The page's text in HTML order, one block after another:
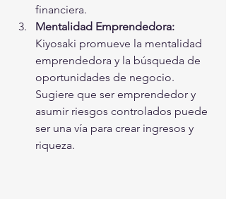
financiera.
Mentalidad Emprendedora:
Kiyosaki promueve la mentalidad
emprendedora y la búsqueda de
oportunidades de negocio.
Sugiere que ser emprendedor y
asumir riesgos controlados puede
ser una vía para crear ingresos y
riqueza.